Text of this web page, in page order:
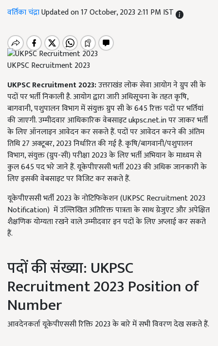
वर्तिका चंद्राUpdated on 17 October, 2023 2:11 PM IST
UKPSC Recruitment 2023
UKPSC Recruitment 2023:उत्तराखंड लोक सेवा आयोग ने ग्रुप सी के
पदों पर भर्ती निकाली है. आयोग द्वारा जारी अधिसूचना के तहत कृषि,
बागवानी, पशुपालन विभाग में संयुक्त ग्रुप सी के 645 रिक्त पदों पर भर्तियां
की जाएगी. उम्मीदवार आधिकारिक वेबसाइट ukpsc.net.in पर जाकर भर्ती
के लिए ऑनलाइन आवेदन कर सकते हैं. पदों पर आवेदन करने की अंतिम
तिथि 27 अक्टूबर, 2023 निर्धारित की गई है. कृषि/बागवानी/पशुपालन
विभाग, संयुक्त (ग्रुप-सी) परीक्षा 2023 के लिए भर्ती अभियान के माध्यम से
कुल 645 पद भरे जाने हैं. यूकेपीएससी भर्ती 2023 की अधिक जानकारी के
लिए इसकी वेबसाइट पर विजिट कर सकते हैं.
यूकेपीएससी भर्ती 2023 के नोटिफिकेशन (UKPSC Recruitment 2023
Notification) में उल्लिखित अतिरिक्त पात्रता के साथ ग्रेजुएट और अपेक्षित
शैक्षणिक योग्यता रखने वाले उम्मीदवार इन पदों के लिए अप्लाई कर सकते
हैं.
पदों की संख्या: UKPSC
Recruitment 2023 Position of
Number
आवदेनकर्ता यूकेपीएससी रिक्ति 2023 के बारे में सभी विवरण देख सकते हैं.